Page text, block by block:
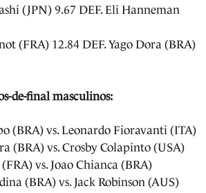
(JPN) 9.67 DEF. Eli Hanneman
(FRA) 12.84 DEF. Yago Dora (BRA)
de-final masculinos:
(BRA) vs. Leonardo Fioravanti (ITA)
(BRA) vs. Crosby Colapinto (USA)
vs. Joao Chianca (BRA)
(BRA) vs. Jack Robinson (AUS)